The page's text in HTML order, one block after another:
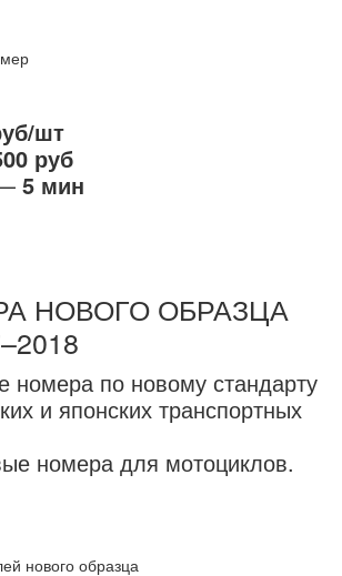
шт
руб
5 мин
НОВОГО ОБРАЗЦА
номера по новому стандарту
и японских транспортных
номера для мотоциклов.